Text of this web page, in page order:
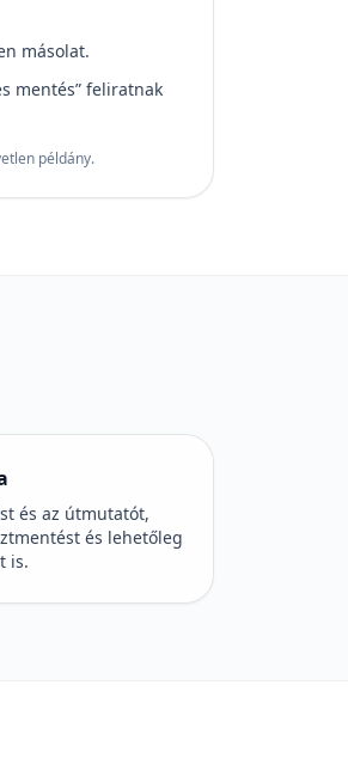
másolat.
mentés” feliratnak
példány.
és az útmutatót,
és lehetőleg
is.